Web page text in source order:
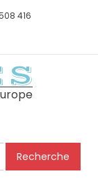
416
Recherche